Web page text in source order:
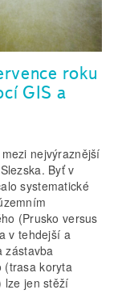
roku
GIS a
nejvýraznější
Byť v
systematické
(Prusko versus
v tehdejší a
zástavba
(trasa koryta
lze jen stěží